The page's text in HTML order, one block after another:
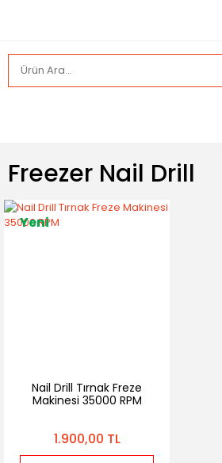
Freezer Nail Drill
Yeni
Nail Drill Tırnak Freze
Makinesi 35000 RPM
1.900,00 TL